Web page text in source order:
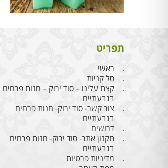
תפריט
ראשי
סל קניות
קצת עלינו – סוד ירוק – חנות פרחים
בגבעתיים
צור קשר- סוד ירוק- חנות פרחים
בגבעתיים
דרושים
תקנון אתר- סוד ירוק- חנות פרחים
בגבעתיים
מדיניות פרטיות